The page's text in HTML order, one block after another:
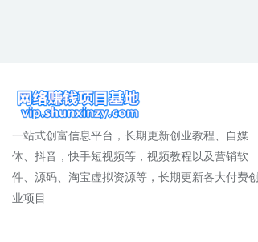
一站式创富信息平台，长期更新创业教程、自媒
体、抖音，快手短视频等，视频教程以及营销软
件、源码、淘宝虚拟资源等，长期更新各大付费创
业项目